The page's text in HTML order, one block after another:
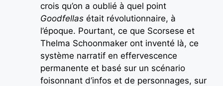
crois qu’on a oublié à quel point
Goodfellas était révolutionnaire, à
l’époque. Pourtant, ce que Scorsese et
Thelma Schoonmaker ont inventé là, ce
système narratif en effervescence
permanente et basé sur un scénario
foisonnant d’infos et de personnages, sur